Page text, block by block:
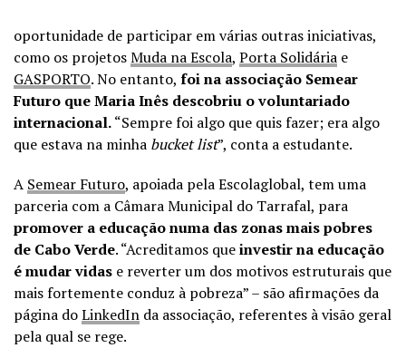
oportunidade de participar em várias outras iniciativas,
como os projetosMuda na Escola, Porta Solidária e
GASPORTO. No entanto, foi na associação Semear
Futuro que Maria Inês descobriu o voluntariado
internacional.“Sempre foi algo que quis fazer; era algo
que estava na minha bucket list”, conta a estudante.
A Semear Futuro, apoiada pela Escolaglobal, tem uma
parceria com a Câmara Municipal do Tarrafal, para
promover a educação numa das zonas mais pobres
de Cabo Verde. “Acreditamos queinvestir na educação
é mudar vidas e reverter um dos motivos estruturais que
mais fortemente conduz à pobreza” – são afirmações da
página doLinkedIn da associação, referentes à visão geral
pela qual se rege.